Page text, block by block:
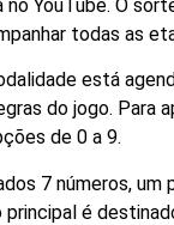
no YouTube. O
todas as
está
do jogo. Para
de 0 a 9.
7 números,
principal é